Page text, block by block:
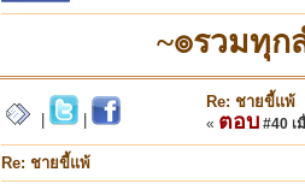
~๏รวมทุ
Re: ชายขี้แพ้
« ตอบ #40 เ
Re: ชายขี้แพ้